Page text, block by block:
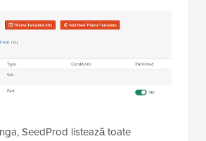
SeedProd listează toate